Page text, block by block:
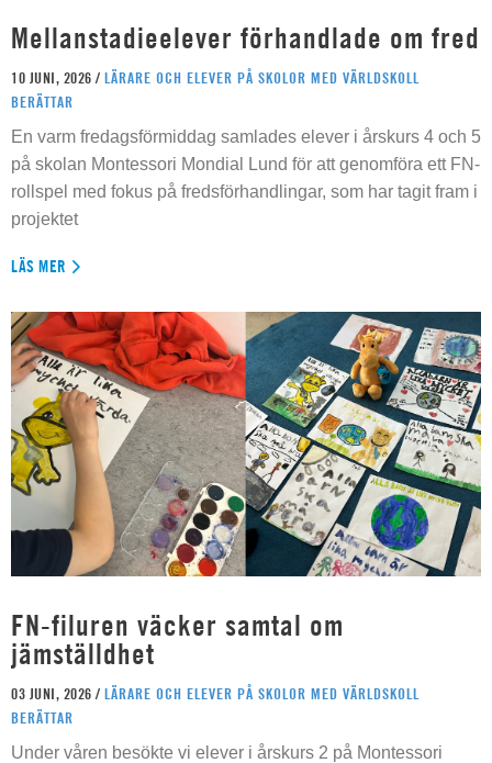
Mellanstadieelever förhandlade om fred
10 JUNI, 2026 / LÄRARE OCH ELEVER PÅ SKOLOR MED VÄRLDSKOLL
BERÄTTAR
En varm fredagsförmiddag samlades elever i årskurs 4 och 5
på skolan Montessori Mondial Lund för att genomföra ett FN-
rollspel med fokus på fredsförhandlingar, som har tagit fram i
projektet
LÄS MER
FN-filuren väcker samtal om
jämställdhet
03 JUNI, 2026 / LÄRARE OCH ELEVER PÅ SKOLOR MED VÄRLDSKOLL
BERÄTTAR
Under våren besökte vi elever i årskurs 2 på Montessori